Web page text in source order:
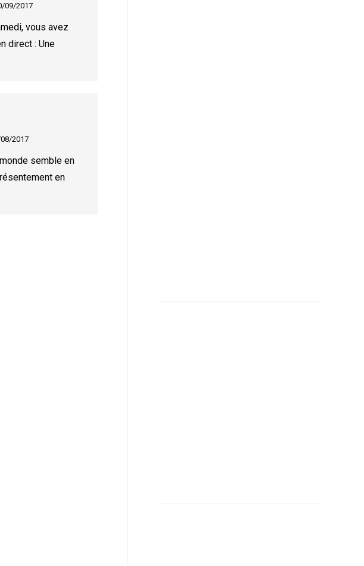
09/2017
vous avez
direct : Une
2017
semble en
en